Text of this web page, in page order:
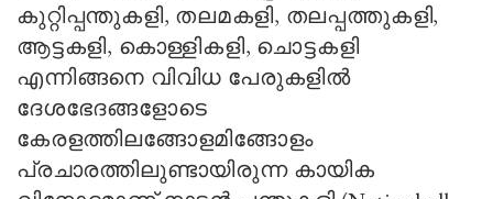
കുറ്റിപ്പന്തുകളി, തലമകളി, തലപ്പത്തുകളി,
ആട്ടകളി, കൊള്ളികളി, ചൊട്ടകളി
എന്നിങ്ങനെ വിവിധ പേരുകളില്‍
ദേശഭേദങ്ങളോടെ
കേരളത്തിലങ്ങോളമിങ്ങോളം
പ്രചാരത്തിലുണ്ടായിരുന്ന കായിക